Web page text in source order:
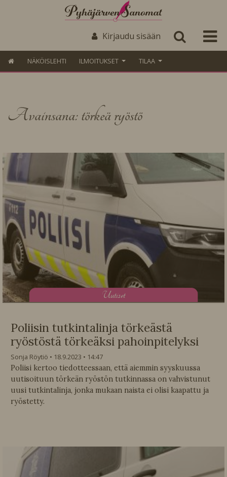
Kirjaudu sisään
NÄKÖISLEHTI ILMOITUKSET TILAA
Avainsana: törkeä ryöstö
Uutiset
Poliisin tutkintalinja törkeästä
ryöstöstä törkeäksi pahoinpitelyksi
Sonja Röytiö 18.9.2023
14:47
Poliisi kertoo tiedotteessaan, että aiemmin syyskuussa
uutisoituun törkeän ryöstön tutkinnassa on vahvistunut
uusi tutkintalinja, jonka mukaan naista ei olisi kaapattu ja
ryöstetty.